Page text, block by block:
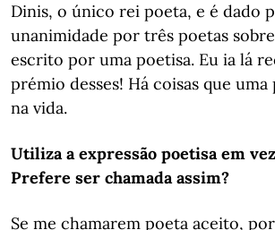
Dinis, o único rei poeta, e é dado
unanimidade por três poetas
escrito por uma poetisa. Eu ia lá
prémio desses! Há coisas que uma
na vida.
Utiliza a expressão poetisa em
Prefere ser chamada assim?
Se me chamarem poeta aceito,